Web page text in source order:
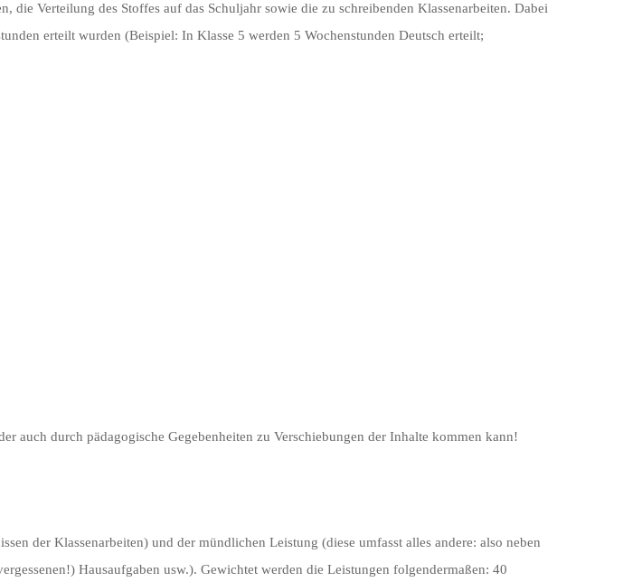
Verteilung des Stoffes auf das Schuljahr sowie die zu schreibenden Klassenarbeiten. Dabei
erteilt wurden (Beispiel: In Klasse 5 werden 5 Wochenstunden Deutsch erteilt;
auch durch pädagogische Gegebenheiten zu Verschiebungen der Inhalte kommen kann!
der Klassenarbeiten) und der mündlichen Leistung (diese umfasst alles andere: also neben
Hausaufgaben usw.). Gewichtet werden die Leistungen folgendermaßen: 40